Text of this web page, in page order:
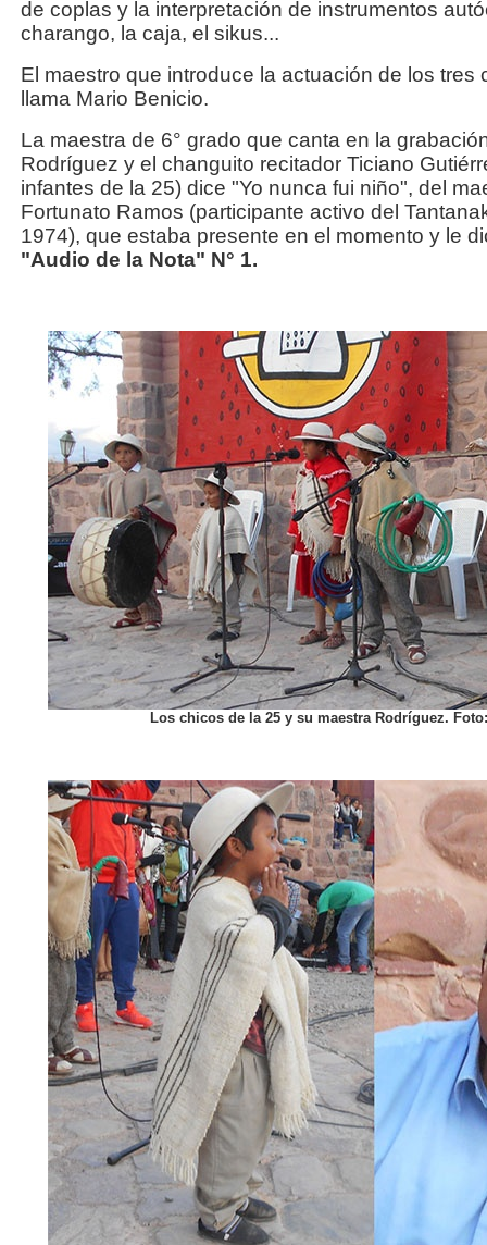
de coplas y la interpretación de instrumentos
charango, la caja, el sikus...
El maestro que introduce la actuación de los tres
llama Mario Benicio.
La maestra de 6° grado que canta en la
Rodríguez y el changuito recitador Ticiano
infantes de la 25) dice "Yo nunca fui niño", del
Fortunato Ramos (participante activo del
1974), que estaba presente en el momento y le
"Audio de la Nota" N° 1.
Los chicos de la 25 y su maestra Rodríguez.